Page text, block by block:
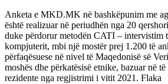
Anketa e MKD.MK në bashkëpunim me
është realizuar në periudhën nga 20
duke përdorur metodën CATI – intervistim
kompjuterit, mbi një mostër prej 1.200 të
përfaqësuese në nivel të Maqedonisë së
moshës dhe përkatësisë etnike, bazuar në
rezidente nga regjistrimi i vitit 2021. Flaka